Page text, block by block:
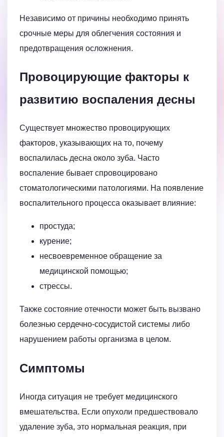
Независимо от причины необходимо принять
срочные меры для облегчения состояния и
предотвращения осложнения.
Провоцирующие факторы к
развитию воспаления десны
Существует множество провоцирующих
факторов, указывающих на то, почему
воспалилась десна около зуба. Часто
воспаление бывает спровоцировано
стоматологическими патологиями. На появление
воспалительного процесса оказывает влияние:
простуда;
курение;
несвоевременное обращение за
медицинской помощью;
стрессы.
Также состояние отечности может быть вызвано
болезнью сердечно-сосудистой системы либо
нарушением работы организма в целом.
Симптомы
Иногда ситуация не требует медицинского
вмешательства. Если опухоли предшествовало
удаление зуба, это нормальная реакция, при